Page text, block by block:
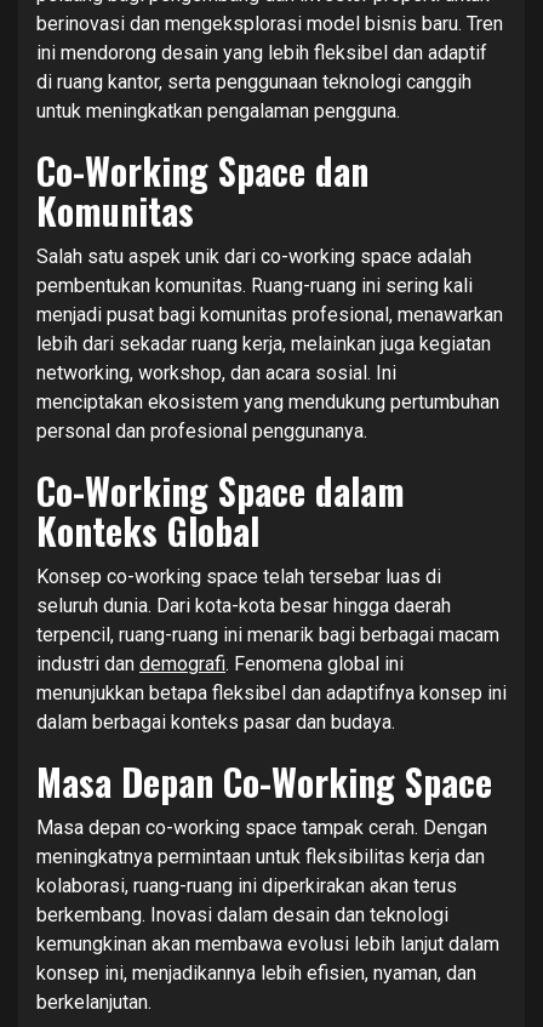
berinovasi dan mengeksplorasi model bisnis baru. Tren
ini mendorong desain yang lebih fleksibel dan adaptif
di ruang kantor, serta penggunaan teknologi canggih
untuk meningkatkan pengalaman pengguna.
Co-Working Space dan
Komunitas
Salah satu aspek unik dari co-working space adalah
pembentukan komunitas. Ruang-ruang ini sering kali
menjadi pusat bagi komunitas profesional, menawarkan
lebih dari sekadar ruang kerja, melainkan juga kegiatan
networking, workshop, dan acara sosial. Ini
menciptakan ekosistem yang mendukung pertumbuhan
personal dan profesional penggunanya.
Co-Working Space dalam
Konteks Global
Konsep co-working space telah tersebar luas di
seluruh dunia. Dari kota-kota besar hingga daerah
terpencil, ruang-ruang ini menarik bagi berbagai macam
industri dan demografi. Fenomena global ini
menunjukkan betapa fleksibel dan adaptifnya konsep ini
dalam berbagai konteks pasar dan budaya.
Masa Depan Co-Working Space
Masa depan co-working space tampak cerah. Dengan
meningkatnya permintaan untuk fleksibilitas kerja dan
kolaborasi, ruang-ruang ini diperkirakan akan terus
berkembang. Inovasi dalam desain dan teknologi
kemungkinan akan membawa evolusi lebih lanjut dalam
konsep ini, menjadikannya lebih efisien, nyaman, dan
berkelanjutan.